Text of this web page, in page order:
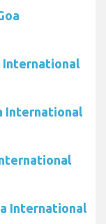
International
International
International